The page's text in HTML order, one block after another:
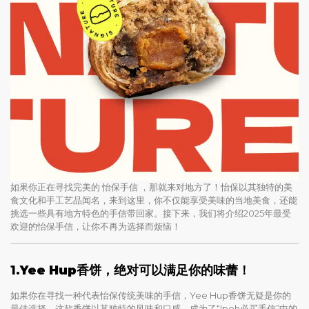
如果你正在寻找完美的 怡保手信 ，那就来对地方了！怡保以其独特的美
食文化和手工艺品闻名，来到这里，你不仅能享受美味的当地美食，还能
挑选一些具有地方特色的手信带回家。接下来，我们将介绍2025年最受
欢迎的怡保手信，让你不再为选择而烦恼！
1.Yee Hup香饼，绝对可以满足你的味蕾！
如果你在寻找一种代表怡保传统美味的手信，Yee Hup香饼无疑是你的